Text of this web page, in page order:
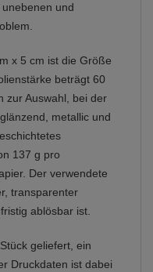
und
x 5 cm ist die Größe
beträgt 60
zur Auswahl, bei der
metallic und
137 g pro
Der verwendete
transparenter
ablösbar ist.
geliefert, ein
Druckdaten ist dabei